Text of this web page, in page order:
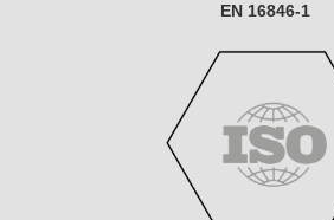
EN 16846-1